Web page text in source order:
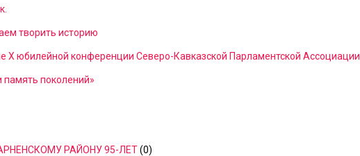
творить историю
Х юбилейной конференции Северо-Кавказской Парламентской Ассоциации.
память поколений»
РАЙОНУ 95-ЛЕТ(0)